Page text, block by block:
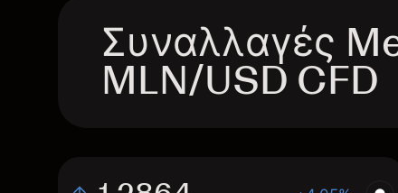
Συναλλαγές
MLN/USD CFD